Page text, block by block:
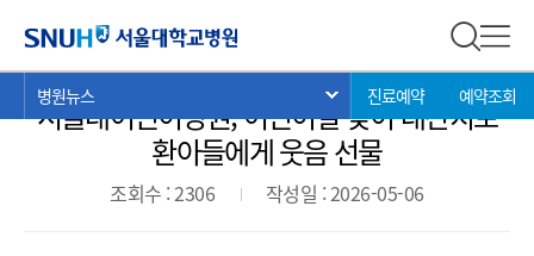
전체 검
현
재
병원뉴스 서브 메뉴 목록 열기
진료예약 예약조회
병원뉴스
서울대어린이병원, 어린이날 맞이 대잔치로
환아들에게 웃음 선물
조회수 : 2306 작성일 : 2026-05-06